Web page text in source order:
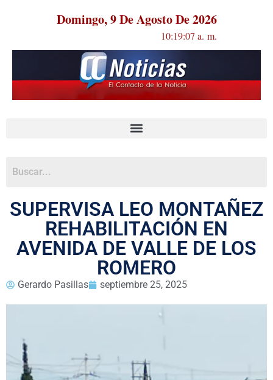
Domingo, 9 De Agosto De 2026
10:19:07 a. m.
SUPERVISA LEO MONTAÑEZ
REHABILITACIÓN EN
AVENIDA DE VALLE DE LOS
ROMERO
Gerardo Pasillas septiembre 25, 2025